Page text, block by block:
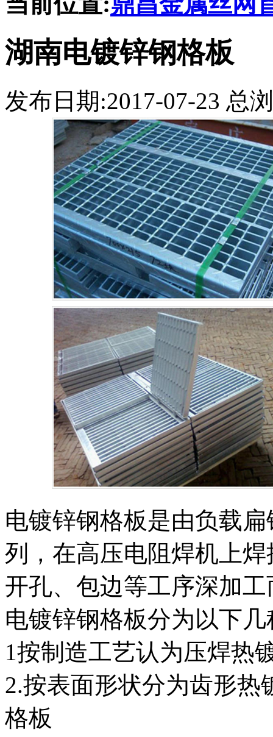
湖南电镀锌钢格板
发布日期:2017-07-23 总
电镀锌钢格板是由负载
列，在高压电阻焊机上
开孔、包边等工序深加
电镀锌钢格板分为以下几
1按制造工艺认为压焊热
2.按表面形状分为齿形
格板